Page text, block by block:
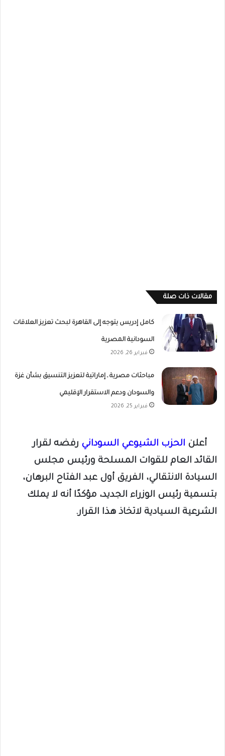
مقالات ذات صلة
كامل إدريس يتوجه إلى القاهرة لبحث تعزيز العلاقات
السودانية المصرية
فبراير 26, 2026
مباحثات مصرية ـ إماراتية لتعزيز التنسيق بشأن غزة
والسودان ودعم الاستقرار الإقليمي
فبراير 25, 2026
أعلن الحزب الشيوعي السوداني رفضه لقرار
القائد العام للقوات المسلحة ورئيس مجلس
السيادة الانتقالي، الفريق أول عبد الفتاح البرهان،
بتسمية رئيس الوزراء الجديد، مؤكدًا أنه لا يملك
الشرعية السيادية لاتخاذ هذا القرار.